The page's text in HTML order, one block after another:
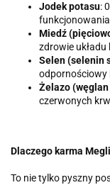
Jodek potasu:
Miedź
zdrowie
Selen (selenin
odpornościowy
Żelazo
czerwonych
Dlaczego karma
To nie tylko pyszny